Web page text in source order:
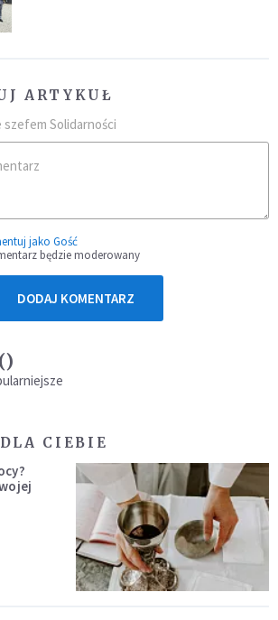
ARTYKUŁ
Solidarności
jako Gość
będzie moderowany
DODAJ KOMENTARZ
)
CIEBIE